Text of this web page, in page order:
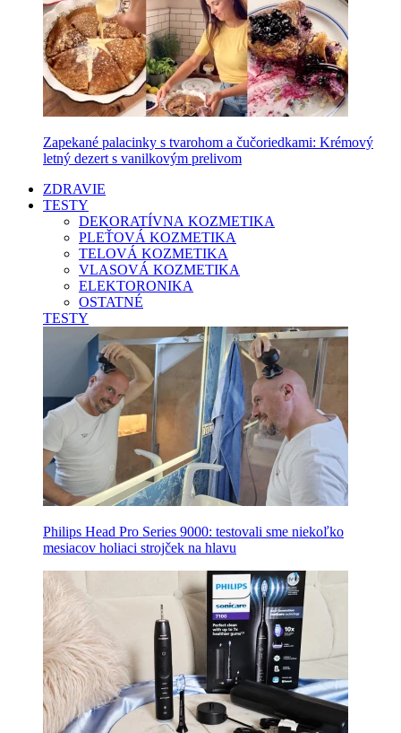
Zapekané palacinky s tvarohom a čučoriedkami: Krémový
letný dezert s vanilkovým prelivom
ZDRAVIE
TESTY
DEKORATÍVNA KOZMETIKA
PLEŤOVÁ KOZMETIKA
TELOVÁ KOZMETIKA
VLASOVÁ KOZMETIKA
ELEKTORONIKA
OSTATNÉ
TESTY
Philips Head Pro Series 9000: testovali sme niekoľko
mesiacov holiaci strojček na hlavu